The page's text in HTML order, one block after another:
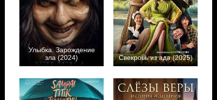
Улыбка. Зарождение
зла (2024)
Свекровь из ада (2025)